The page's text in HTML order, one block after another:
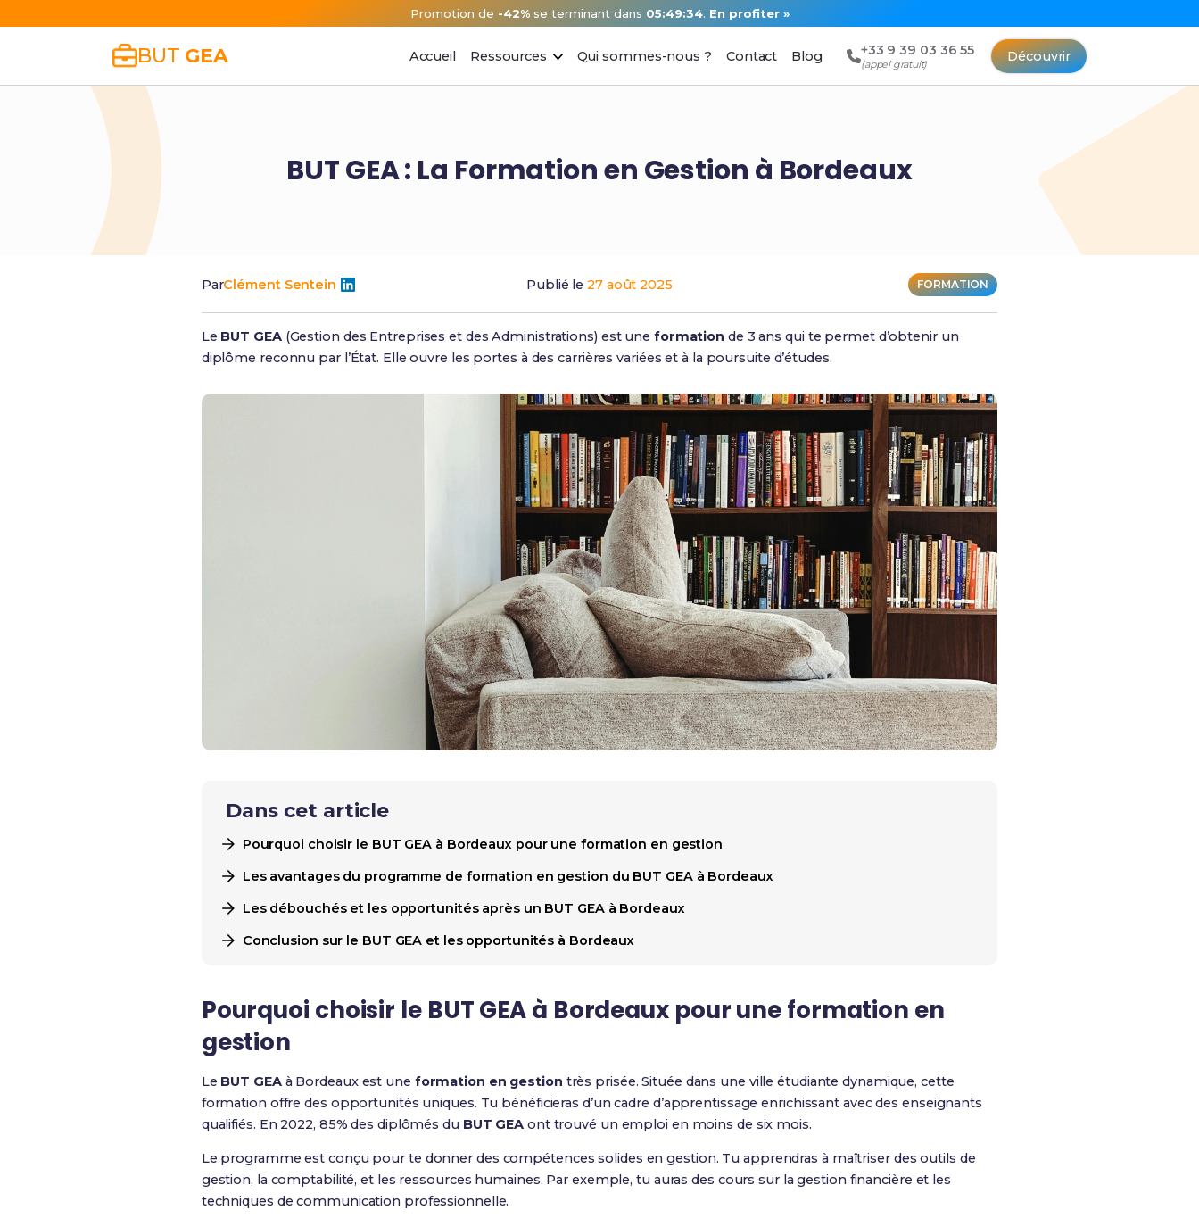
Promotion de -42% se terminant dans 05:49:33. En profiter »
BUT GEA Accueil Ressources Qui sommes-nous ? Contact Blog +33 9 39 03 36 55
(appel gratuit)
Découvrir
BUT GEA : La Formation en Gestion à Bordeaux
ParClément Sentein Publié le 27 août 2025 FORMATION
Le BUT GEA(Gestion des Entreprises et des Administrations) est une formation de 3 ans qui te permet d’obtenir un
diplôme reconnu par l’État. Elle ouvre les portes à des carrières variées et à la poursuite d’études.
Dans cet article
Pourquoi choisir le BUT GEA à Bordeaux pour une formation en gestion
Les avantages du programme de formation en gestion du BUT GEA à Bordeaux
Les débouchés et les opportunités après un BUT GEA à Bordeaux
Conclusion sur le BUT GEA et les opportunités à Bordeaux
Pourquoi choisir le BUT GEA à Bordeaux pour une formation en
gestion
Le BUT GEAà Bordeaux est une formation en gestion très prisée. Située dans une ville étudiante dynamique, cette
formation offre des opportunités uniques. Tu bénéficieras d’un cadre d’apprentissage enrichissant avec des enseignants
qualifiés. En 2022, 85% des diplômés du BUT GEA ont trouvé un emploi en moins de six mois.
Le programme est conçu pour te donner des compétences solides en gestion. Tu apprendras à maîtriser des outils de
gestion, la comptabilité, et les ressources humaines. Par exemple, tu auras des cours sur la gestion financière et les
techniques de communication professionnelle.